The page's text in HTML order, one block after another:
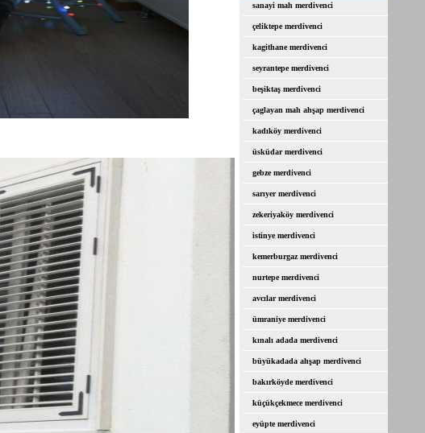
sanayi mah merdivenci
çeliktepe merdivenci
kagithane merdivenci
seyrantepe merdivenci
beşiktaş merdivenci
çaglayan mah ahşap merdivenci
kadıköy merdivenci
üsküdar merdivenci
gebze merdivenci
sarıyer merdivenci
zekeriyaköy merdivenci
istinye merdivenci
kemerburgaz merdivenci
nurtepe merdivenci
avcılar merdivenci
ümraniye merdivenci
kınalı adada merdivenci
büyükadada ahşap merdivenci
bakırköyde merdivenci
küçükçekmece merdivenci
eyüpte merdivenci